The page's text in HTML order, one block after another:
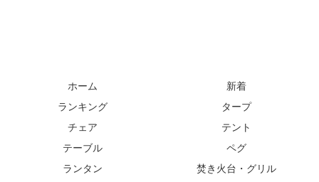
ホーム
新着
ランキング
タープ
チェア
テント
テーブル
ペグ
ランタン
焚き火台・グリル